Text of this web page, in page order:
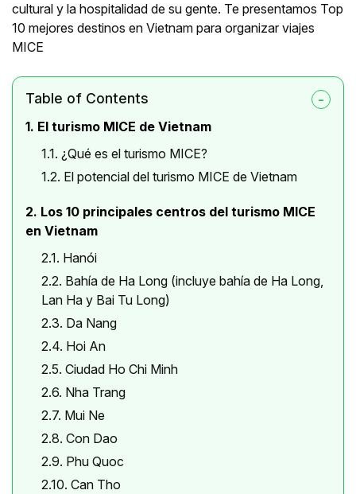
cultural y la hospitalidad de su gente. Te presentamos Top
10 mejores destinos en Vietnam para organizar viajes
MICE
Table of Contents
1. El turismo MICE de Vietnam
1.1. ¿Qué es el turismo MICE?
1.2. El potencial del turismo MICE de Vietnam
2. Los 10 principales centros del turismo MICE
en Vietnam
2.1. Hanói
2.2. Bahía de Ha Long (incluye bahía de Ha Long,
Lan Ha y Bai Tu Long)
2.3. Da Nang
2.4. Hoi An
2.5. Ciudad Ho Chi Minh
2.6. Nha Trang
2.7. Mui Ne
2.8. Con Dao
2.9. Phu Quoc
2.10. Can Tho